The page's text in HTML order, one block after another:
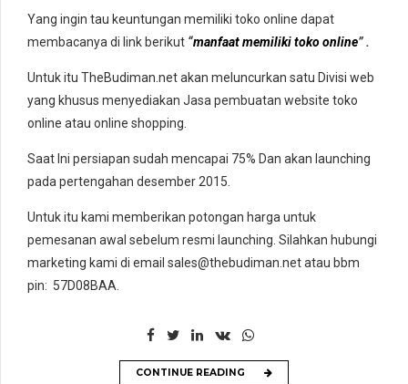
Yang ingin tau keuntungan memiliki toko online dapat
membacanya di link berikut “manfaat memiliki toko online” .
Untuk itu TheBudiman.net akan meluncurkan satu Divisi web
yang khusus menyediakan Jasa pembuatan website toko
online atau online shopping.
Saat Ini persiapan sudah mencapai 75% Dan akan launching
pada pertengahan desember 2015.
Untuk itu kami memberikan potongan harga untuk
pemesanan awal sebelum resmi launching. Silahkan hubungi
marketing kami di email sales@thebudiman.net atau bbm
pin: 57D08BAA.
CONTINUE READING